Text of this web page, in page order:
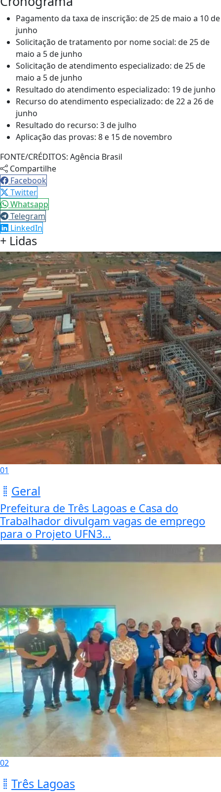
Pagamento da taxa de inscrição: de 25 de maio a 10 de
junho
Solicitação de tratamento por nome social: de 25 de
maio a 5 de junho
Solicitação de atendimento especializado: de 25 de
maio a 5 de junho
Resultado do atendimento especializado: 19 de junho
Recurso do atendimento especializado: de 22 a 26 de
junho
Resultado do recurso: 3 de julho
Aplicação das provas: 8 e 15 de novembro
FONTE/CRÉDITOS: Agência Brasil
Compartilhe
Facebook
Twitter
Whatsapp
Telegram
LinkedIn
+ Lidas
01
Geral
Prefeitura de Três Lagoas e Casa do
Trabalhador divulgam vagas de emprego
para o Projeto UFN3...
02
Três Lagoas